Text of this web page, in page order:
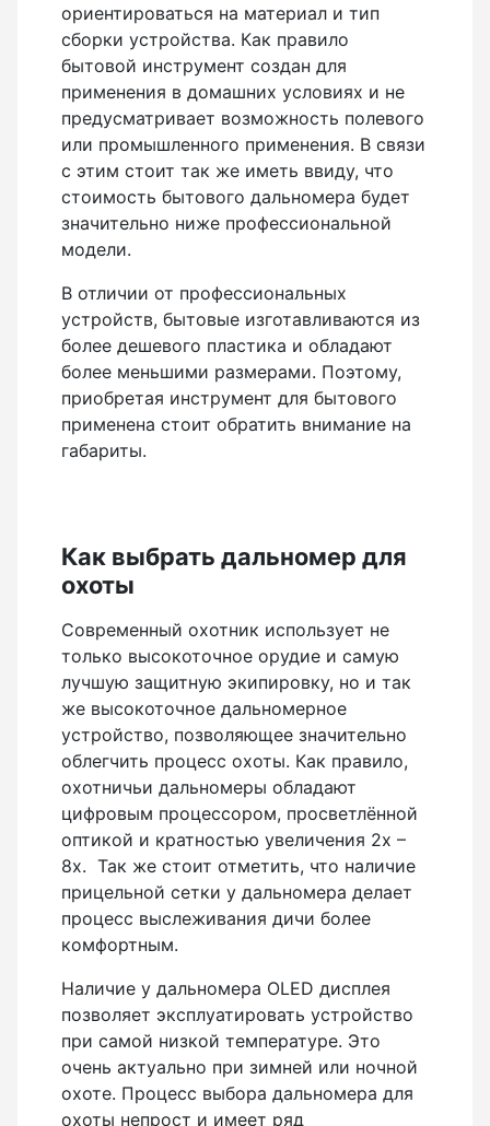
ориентироваться на материал и тип
сборки устройства. Как правило
бытовой инструмент создан для
применения в домашних условиях и не
предусматривает возможность полевого
или промышленного применения. В связи
с этим стоит так же иметь ввиду, что
стоимость бытового дальномера будет
значительно ниже профессиональной
модели.
В отличии от профессиональных
устройств, бытовые изготавливаются из
более дешевого пластика и обладают
более меньшими размерами. Поэтому,
приобретая инструмент для бытового
применена стоит обратить внимание на
габариты.
Как выбрать дальномер для
охоты
Современный охотник использует не
только высокоточное орудие и самую
лучшую защитную экипировку, но и так
же высокоточное дальномерное
устройство, позволяющее значительно
облегчить процесс охоты. Как правило,
охотничьи дальномеры обладают
цифровым процессором, просветлённой
оптикой и кратностью увеличения 2х –
8х. Так же стоит отметить, что наличие
прицельной сетки у дальномера делает
процесс выслеживания дичи более
комфортным.
Наличие у дальномера OLED дисплея
позволяет эксплуатировать устройство
при самой низкой температуре. Это
очень актуально при зимней или ночной
охоте. Процесс выбора дальномера для
охоты непрост и имеет ряд